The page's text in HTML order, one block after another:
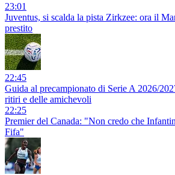
23:01
Juventus, si scalda la pista Zirkzee: ora il
prestito
22:45
Guida al precampionato di Serie A 2026/
ritiri e delle amichevoli
22:25
Premier del Canada: "Non credo che
Fifa"